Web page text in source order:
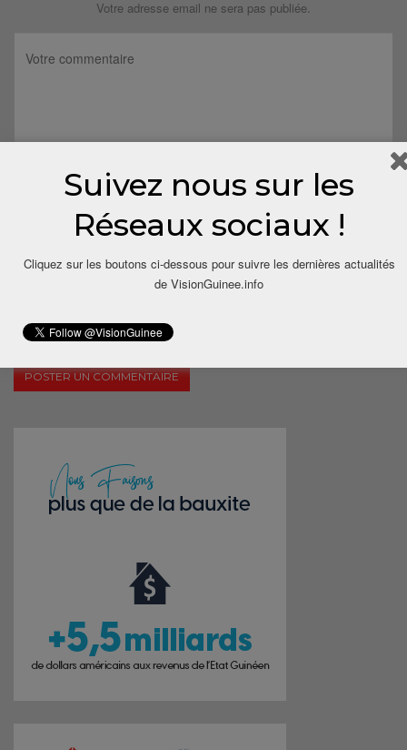
Votre adresse email ne sera pas publiée.
time I comment.
Suivez nous sur les
Réseaux sociaux !
Cliquez sur les boutons ci-dessous pour suivre les dernières actualités
de VisionGuinee.info